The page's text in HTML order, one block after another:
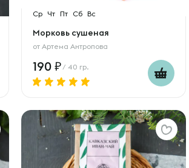
Ср Чт Пт Сб Вс
Морковь сушеная
отАртема Антропова
190 / 40 гр.